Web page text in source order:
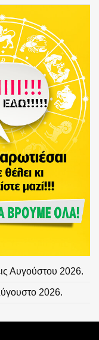
Αυγούστου 2026.
2026.